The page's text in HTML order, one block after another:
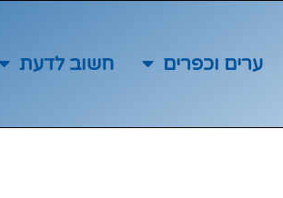
ערים וכפרים חשוב לדעת